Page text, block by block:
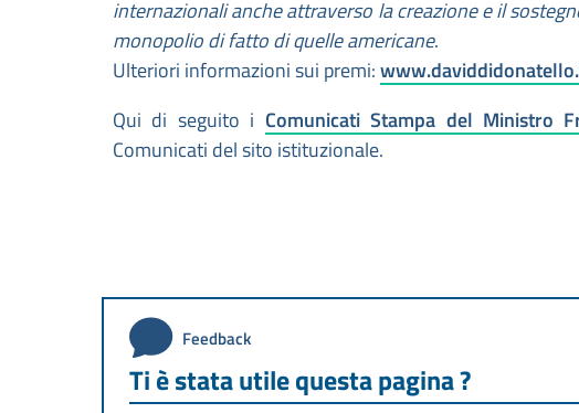
internazionali anche attraverso la creazione e il
monopolio di fatto di quelle americane.
Ulteriori informazioni sui premi:
Qui di seguito i Comunicati Stampa del Ministro
Comunicati del sito istituzionale.
Feedback
Ti è stata utile questa pagina ?